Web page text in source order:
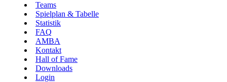
Teams
Spielplan & Tabelle
Statistik
FAQ
AMBA
Kontakt
Hall of Fame
Downloads
Login